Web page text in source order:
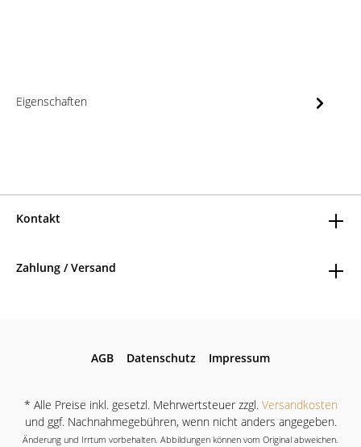
Eigenschaften
Kontakt
Zahlung / Versand
AGB Datenschutz Impressum
* Alle Preise inkl. gesetzl. Mehrwertsteuer zzgl. Versandkosten
und ggf. Nachnahmegebühren, wenn nicht anders angegeben.
Änderung und Irrtum vorbehalten. Abbildungen können vom Original abweichen.